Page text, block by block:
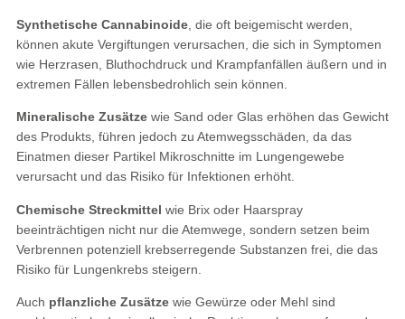
Synthetische Cannabinoide, die oft beigemischt werden,
können akute Vergiftungen verursachen, die sich in Symptomen
wie Herzrasen, Bluthochdruck und Krampfanfällen äußern und in
extremen Fällen lebensbedrohlich sein können.
Mineralische Zusätzewie Sand oder Glas erhöhen das Gewicht
des Produkts, führen jedoch zu Atemwegsschäden, da das
Einatmen dieser Partikel Mikroschnitte im Lungengewebe
verursacht und das Risiko für Infektionen erhöht.
Chemische Streckmittel wie Brix oder Haarspray
beeinträchtigen nicht nur die Atemwege, sondern setzen beim
Verbrennen potenziell krebserregende Substanzen frei, die das
Risiko für Lungenkrebs steigern.
Auch pflanzliche Zusätzewie Gewürze oder Mehl sind